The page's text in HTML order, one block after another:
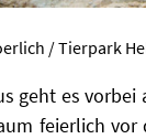
/ Tierpark
geht es
feierlich